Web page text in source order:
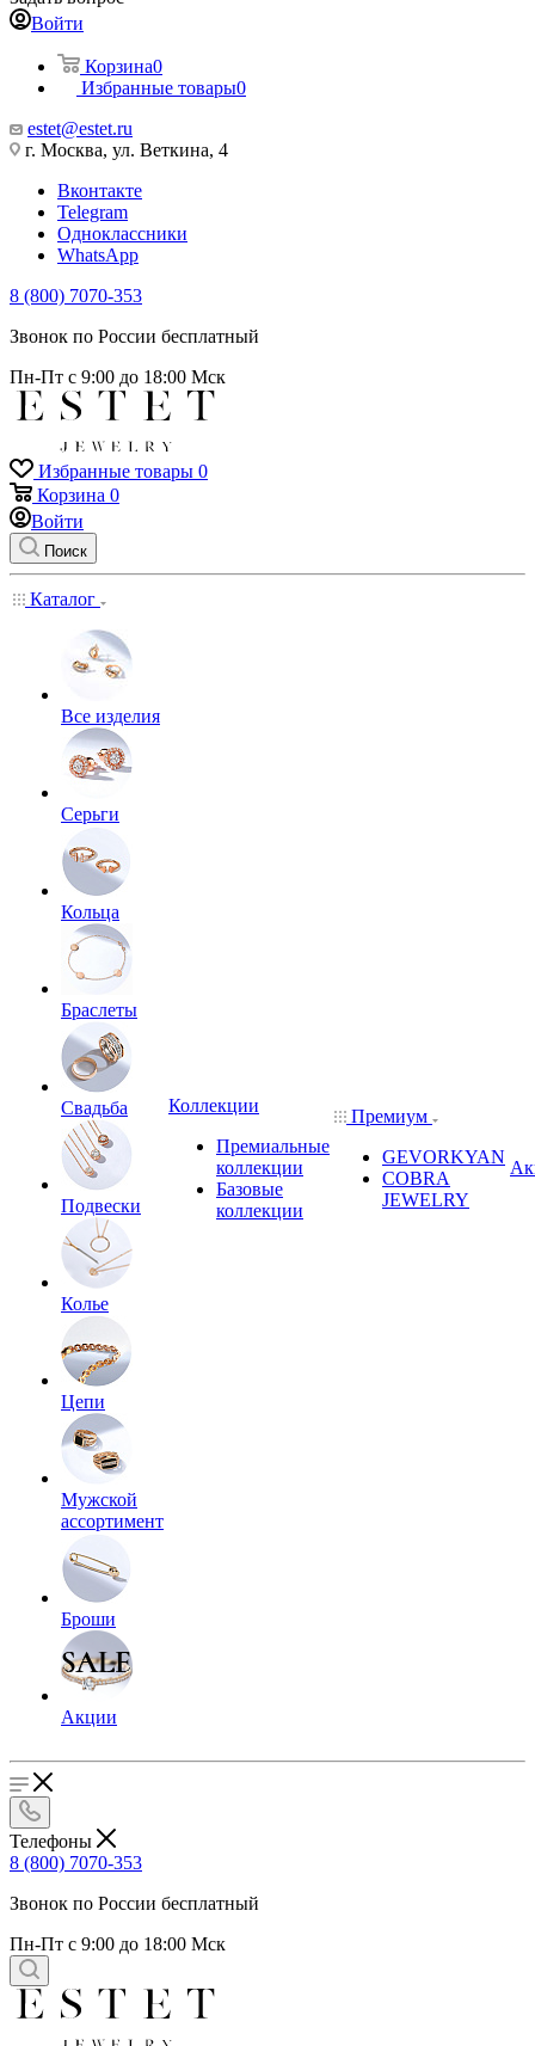
Войти
Корзина0
Избранные товары0
estet@estet.ru
г. Москва, ул. Веткина, 4
Вконтакте
Telegram
Одноклассники
WhatsApp
8 (800) 7070-353
Звонок по России бесплатный
Пн-Пт с 9:00 до 18:00 Мск
Избранные товары 0
Корзина 0
Войти
Поиск
Каталог
Все изделия
Серьги
Кольца
Браслеты
Свадьба
Подвески
Колье
Цепи
Мужской
ассортимент
Броши
Акции
Коллекции
Премиальные
коллекции
Базовые
коллекции
Премиум
GEVORKYAN
COBRA
JEWELRY
Телефоны
8 (800) 7070-353
Звонок по России бесплатный
Пн-Пт с 9:00 до 18:00 Мск